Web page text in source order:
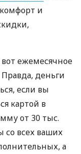
и
ежемесячное
Правда, деньги
если вы
картой в
от 30 тыс.
со всех ваших
а